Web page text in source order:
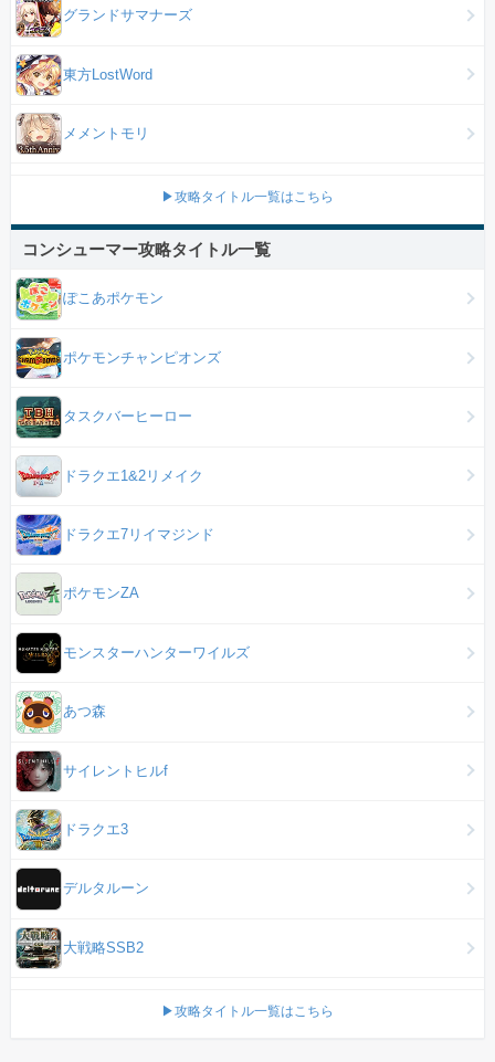
グランドサマナーズ
東方LostWord
メメントモリ
▶攻略タイトル一覧はこちら
コンシューマー攻略タイトル一覧
ぽこあポケモン
ポケモンチャンピオンズ
タスクバーヒーロー
ドラクエ1&2リメイク
ドラクエ7リイマジンド
ポケモンZA
モンスターハンターワイルズ
あつ森
サイレントヒルf
ドラクエ3
デルタルーン
大戦略SSB2
▶攻略タイトル一覧はこちら